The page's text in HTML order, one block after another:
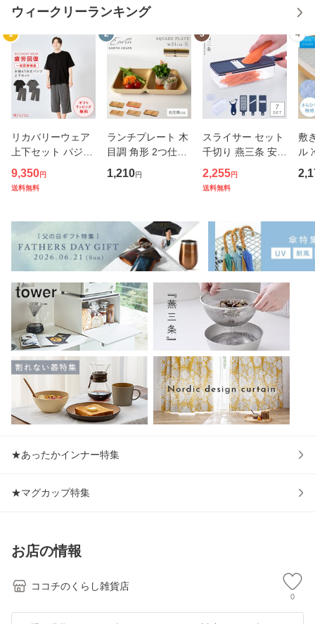
ウィークリーランキング
1
リカバリーウェア
上下セット パジャ
マ 疲労回復 メンズ
夏 半袖シャツ＋7
性 疲れ
9,350円
送料無料
2
ランチプレート 木
目調 角形 2つ仕切
り 小さめ アースカ
ラー スクエアプレ
り皿 ダイエットプ
レート
1,210円
3
スライサー セット
千切り 燕三条 安全
ホルダー スリムス
タンドスライサー7
キャベツスライサ
ー 千
2,255円
送料無料
4
敷
ル
m
敷
ッ
★あったかインナー特集
★マグカップ特集
お店の情報
ココチのくらし雑貨店
0